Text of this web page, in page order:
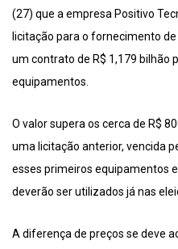
(27) que a empresa Positivo
licitação para o fornecimento
um contrato de R$ 1,179 bilhão
equipamentos.
O valor supera os cerca de R$
uma licitação anterior, vencida
esses primeiros equipamentos
deverão ser utilizados já nas
A diferença de preços se deve